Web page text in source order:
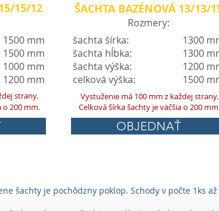
15/12
1500 mm
1500 mm
1000 mm
1200 mm
strany.
o 200 mm.
ŠACHTA BAZÉNOVÁ 13/13/
Rozmery:
šachta šírka:
šachta hĺbka:
šachta výška:
celková výška:
1300
1300
1200
1500
Vystuženie má 100 mm z každej strany.
Celková šírka šachty je väčšia o 200
OBJEDNAŤ
šachty je pochôdzny poklop. Schody v počte 1ks